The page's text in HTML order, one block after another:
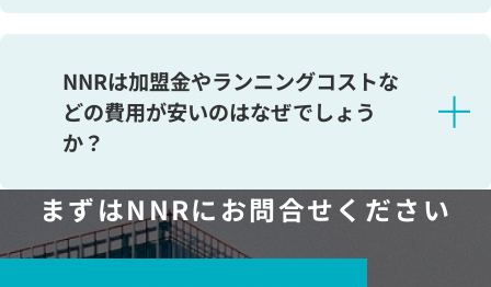
・経営資源の分散を防ぐため
などが主な理由です。これからも、加盟店様に特化し
たサービス提供を行ってまいります。
開業資金は、どのように集客をするかで異なります。
→ホームページ開設などの販促ツール制作は必須で
はありません。開業準備にかかるお金は、ほとんど必
要ありません。
・個人や法人で本格的に運営をとお考えの場合
→目標設定などをお聞かせください。お問い合せい
ただくか、開業説明会で詳しくお伝えさせていただき
NNRは加盟金やランニングコストな
どの費用が安いのはなぜでしょう
か？
料金は、それぞれの連盟様の考えに基づいて設定され
ています。NNRの料金設定は適正価格であると考えて
まずはNNRにお問合せください